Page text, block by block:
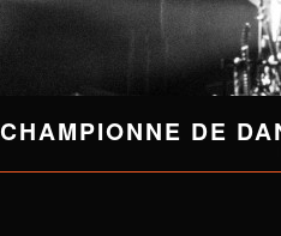
CHAMPIONNE DE